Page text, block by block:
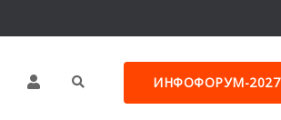
ИНФОФОРУМ-2027